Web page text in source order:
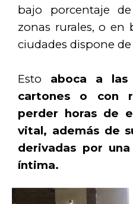
bajo porcentaje
zonas rurales, o en
ciudades dispone de
Esto aboca a
cartones o con
perder horas de
vital, además de
derivadas por
íntima.